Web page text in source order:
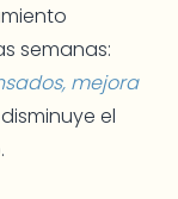
semanas:
mejora
el